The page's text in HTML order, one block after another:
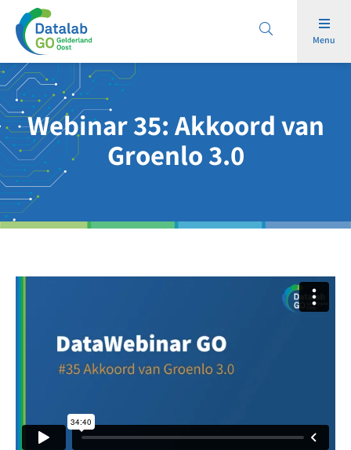
Menu
Webinar 35: Akkoord van
Groenlo 3.0